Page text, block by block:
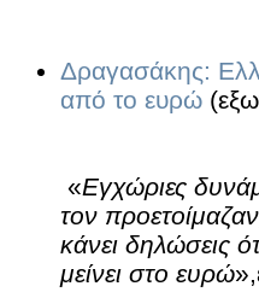
Δραγασάκης:
από το ευρώ
«Εγχώριες
τον
κάνει δηλώσεις
μείνει στο ευρώ»,